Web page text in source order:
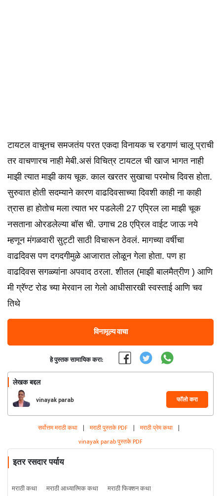
टायटल वाचूनच समजतंय परत एकदा विनायक च रडगाणं चालू प्राची
तर वाचणारच नाही मेबी.असं विचित्र टायटल ची खाज भागत नाही
माझी त्यात माझी काय चूक. काल खरतर सुखाचा परमोच दिवस होता.
सुरुवात होती सदम्याने कारण वाढदिवसाच्या दिवशी काही ना काही
त्रास हा होतोच मला त्यात भर पडलेली 27 एप्रिल ला माझी चूक
नसताना ओरडलेल्या बॉस ची. उगाच 28 एप्रिल वाईट जाऊ नये
म्हणून मंगळवारी सुट्टी साठी विचारून ठेवलं. मागच्या वर्षीचा
वाढदिवस पण दगदगीमुळे आजारात लोळून गेला होता. पण हा
वाढदिवस सगळ्यांना अपवाद ठरला. शीतल (माझी बालमैत्रीण ) आणि
मी ग्रॅण्ट रोड च्या मेरवान ला गेलो आधीसारखी स्वस्ताई आणि चव
तिथे
विनामूल्य वाचा
हे पुस्तक सामायिक करा:
लेखक बद्दल
vinayak parab फॉलो करा
सर्वोत्तम मराठी कथा | मराठी पुस्तके PDF | मराठी प्रेम कथा |
vinayak parab पुस्तके PDF
इतर रसदार पर्याय
मराठी कथा मराठी आध्यात्मिक कथा मराठी फिक्शन कथा